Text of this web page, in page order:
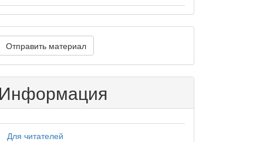
Отправить материал
Информация
Для читателей